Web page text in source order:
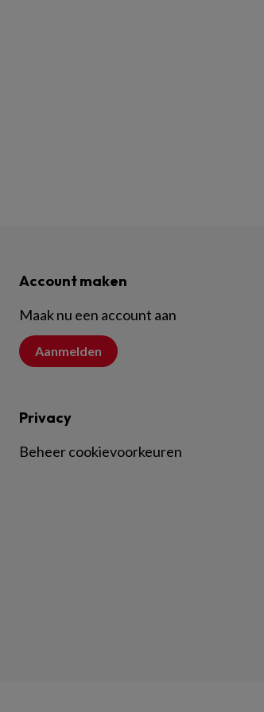
Account maken
Maak nu een account aan
Aanmelden
Privacy
Beheer cookievoorkeuren